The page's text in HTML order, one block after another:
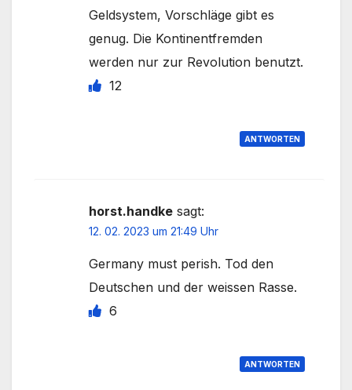
Geldsystem, Vorschläge gibt es
genug. Die Kontinentfremden
werden nur zur Revolution benutzt.
12
ANTWORTEN
horst.handke sagt:
12. 02. 2023 um 21:49 Uhr
Germany must perish. Tod den
Deutschen und der weissen Rasse.
6
ANTWORTEN